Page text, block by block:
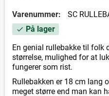
Varenummer: SC
check På lager
En genial rullebakke til folk
størrelse, mulighed for at
fungerer som rist.
Rullebakken er 18 cm lang
meget større end man kan